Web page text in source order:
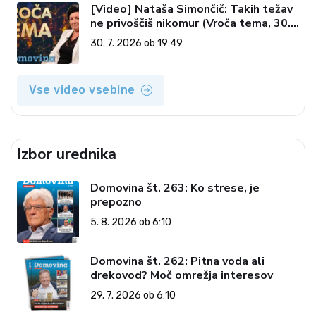
[Video] Nataša Simončič: Takih težav
ne privoščiš nikomur (Vroča tema, 30.
7. 2026)
30. 7. 2026 ob 19:49
Vse video vsebine
Izbor urednika
Domovina št. 263: Ko strese, je
prepozno
5. 8. 2026 ob 6:10
Domovina št. 262: Pitna voda ali
drekovod? Moč omrežja interesov
29. 7. 2026 ob 6:10